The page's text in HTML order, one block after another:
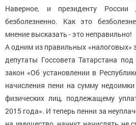
Наверное, и президенту
безболезненно. Как это
мнение высказать - это неправильно!
А одним из правильных «налоговых»
депутаты Госсовета Татарстана
закон «Об установлении в
начисления пени на сумму
физических лиц, подлежащему
2015 года». И теперь пенни за